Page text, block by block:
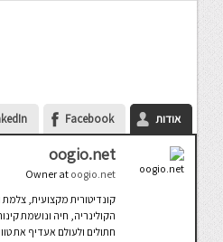
אודות Facebook
oogio.net
Owner at oogio.net
קונדיטורית מקצועית, צלמת
הקולינריה, חיה ונושמת
חתולים ולעולם אעדיף את